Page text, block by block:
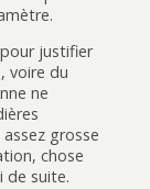
justifier
voire du
ne
grosse
chose
de suite.